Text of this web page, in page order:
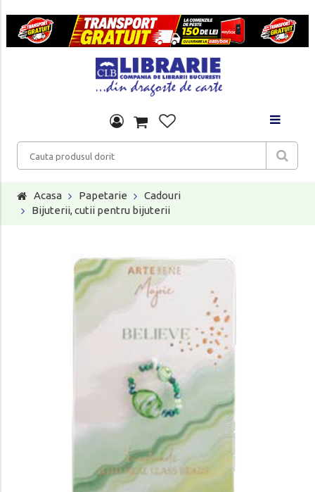
Acasa Papetarie
Cadouri
Bijuterii, cutii pentru bijuterii